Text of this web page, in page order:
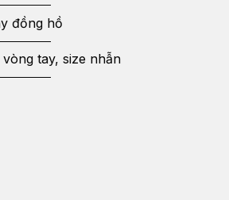
đồng hồ
tay, size nhẫn